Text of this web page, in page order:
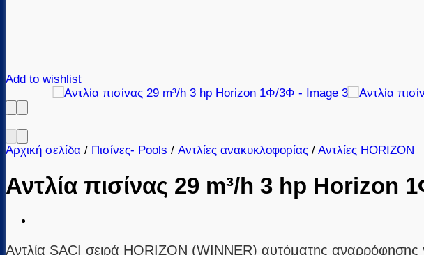
Add to wishlist
Αρχική σελίδα / Πισίνες- Pools / Αντλίες ανακυκλοφορίας / Αντλίες HORIZON
Αντλία πισίνας 29 m³/h 3 hp Horizon
Αντλία SACI σειρά HORIZON (WINNER) αυτόματης αναρρόφησης